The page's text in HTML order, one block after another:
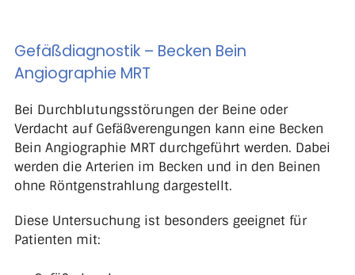
Gefäßdiagnostik – Becken Bein
Angiographie MRT
Bei Durchblutungsstörungen der Beine oder
Verdacht auf Gefäßverengungen kann eine Becken
Bein Angiographie MRT durchgeführt werden. Dabei
werden die Arterien im Becken und in den Beinen
ohne Röntgenstrahlung dargestellt.
Diese Untersuchung ist besonders geeignet für
Patienten mit: